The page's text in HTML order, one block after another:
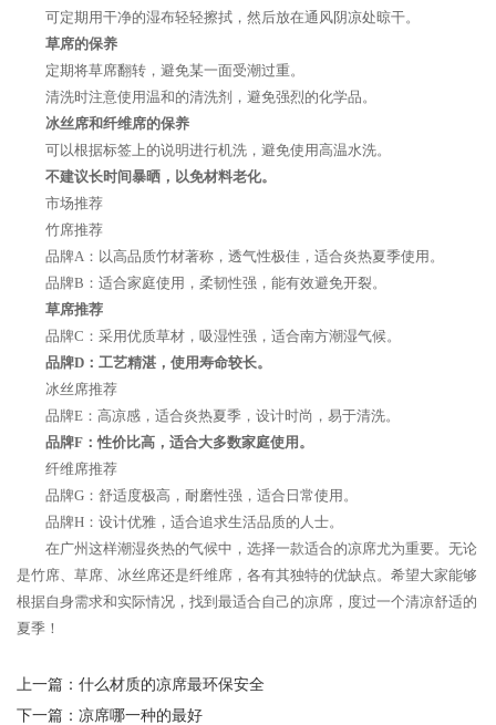
可定期用干净的湿布轻轻擦拭，然后放在通风阴凉处晾干。
草席的保养
定期将草席翻转，避免某一面受潮过重。
清洗时注意使用温和的清洗剂，避免强烈的化学品。
冰丝席和纤维席的保养
可以根据标签上的说明进行机洗，避免使用高温水洗。
不建议长时间暴晒，以免材料老化。
市场推荐
竹席推荐
品牌A：以高品质竹材著称，透气性极佳，适合炎热夏季使用。
品牌B：适合家庭使用，柔韧性强，能有效避免开裂。
草席推荐
品牌C：采用优质草材，吸湿性强，适合南方潮湿气候。
品牌D：工艺精湛，使用寿命较长。
冰丝席推荐
品牌E：高凉感，适合炎热夏季，设计时尚，易于清洗。
品牌F：性价比高，适合大多数家庭使用。
纤维席推荐
品牌G：舒适度极高，耐磨性强，适合日常使用。
品牌H：设计优雅，适合追求生活品质的人士。
在广州这样潮湿炎热的气候中，选择一款适合的凉席尤为重要。无论
是竹席、草席、冰丝席还是纤维席，各有其独特的优缺点。希望大家能够
根据自身需求和实际情况，找到最适合自己的凉席，度过一个清凉舒适的
夏季！
上一篇： 什么材质的凉席最环保安全
下一篇： 凉席哪一种的最好